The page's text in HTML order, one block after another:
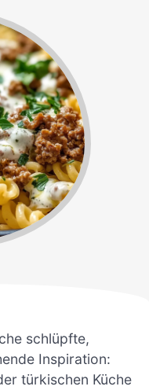
schlüpfte,
Inspiration:
türkischen Küche